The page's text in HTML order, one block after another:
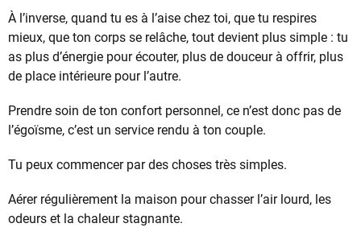
À l’inverse, quand tu es à l’aise chez toi, que tu respires
mieux, que ton corps se relâche, tout devient plus simple : tu
as plus d’énergie pour écouter, plus de douceur à offrir, plus
de place intérieure pour l’autre.
Prendre soin de ton confort personnel, ce n’est donc pas de
l’égoïsme, c’est un service rendu à ton couple.
Tu peux commencer par des choses très simples.
Aérer régulièrement la maison pour chasser l’air lourd, les
odeurs et la chaleur stagnante.